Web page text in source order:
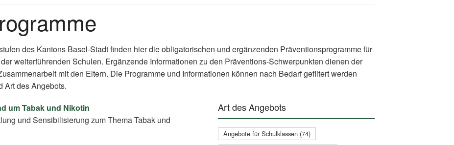
des Kantons Basel-Stadt finden hier die obligatorischen und ergänzenden Präventionsprogramme für
weiterführenden Schulen. Ergänzende Informationen zu den Präventions-Schwerpunkten dienen der
mit den Eltern. Die Programme und Informationen können nach Bedarf gefiltert werden
Art des Angebots.
um Tabak und Nikotin
und Sensibilisierung zum Thema Tabak und
Art des Angebots
Angebote für Schulklassen (74)